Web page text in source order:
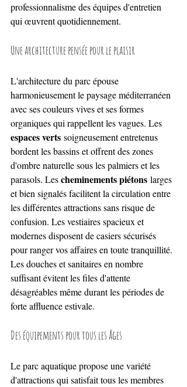
professionnalisme des équipes d'entretien
qui œuvrent quotidiennement.
Une architecture pensée pour le plaisir
L'architecture du parc épouse
harmonieusement le paysage méditerranéen
avec ses couleurs vives et ses formes
organiques qui rappellent les vagues. Les
espaces verts soigneusement entretenus
bordent les bassins et offrent des zones
d'ombre naturelle sous les palmiers et les
parasols. Les cheminements piétons larges
et bien signalés facilitent la circulation entre
les différentes attractions sans risque de
confusion. Les vestiaires spacieux et
modernes disposent de casiers sécurisés
pour ranger vos affaires en toute tranquillité.
Les douches et sanitaires en nombre
suffisant évitent les files d'attente
désagréables même durant les périodes de
forte affluence estivale.
Des équipements pour tous les âges
Le parc aquatique propose une variété
d'attractions qui satisfait tous les membres